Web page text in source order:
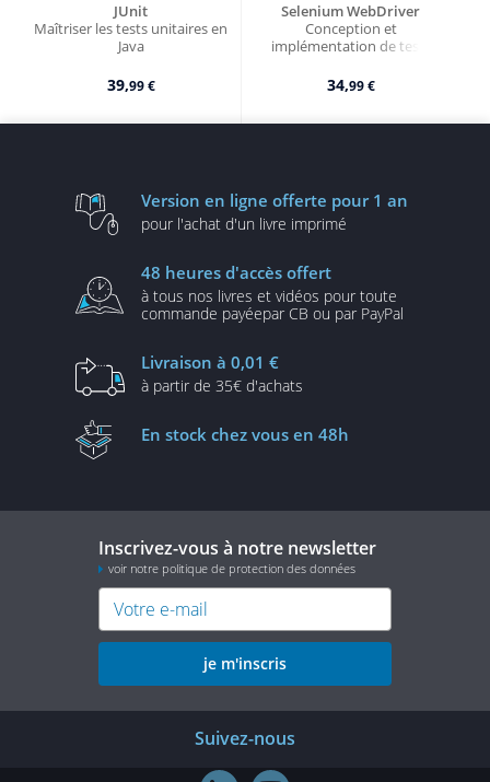
JUnit
Maîtriser les tests unitaires en
Java
39,99 €
Selenium WebDriver
Conception et
implémentation de tests
Java
34,99 €
Version en ligne offerte pour 1 an
pour l'achat d'un livre imprimé
48 heures d'accès offert
à tous nos livres et vidéos pour toute
commande payéepar CB ou par PayPal
Livraison à 0,01 €
à partir de 35€ d'achats
En stock chez vous en 48h
Inscrivez-vous à notre newsletter
voir notre politique de protection des données
je m'inscris
Suivez-nous